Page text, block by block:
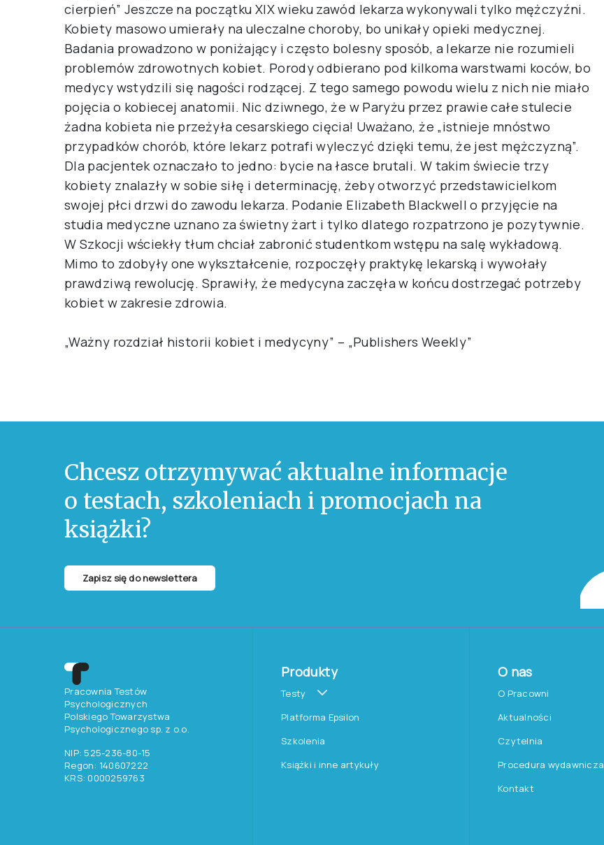
cierpień” Jeszcze na początku XIX wieku zawód lekarza wykonywali tylko mężczyźni.
Kobiety masowo umierały na uleczalne choroby, bo unikały opieki medycznej.
Badania prowadzono w poniżający i często bolesny sposób, a lekarze nie rozumieli
problemów zdrowotnych kobiet. Porody odbierano pod kilkoma warstwami koców, bo
medycy wstydzili się nagości rodzącej. Z tego samego powodu wielu z nich nie miało
pojęcia o kobiecej anatomii. Nic dziwnego, że w Paryżu przez prawie całe stulecie
żadna kobieta nie przeżyła cesarskiego cięcia! Uważano, że „istnieje mnóstwo
przypadków chorób, które lekarz potrafi wyleczyć dzięki temu, że jest mężczyzną”.
Dla pacjentek oznaczało to jedno: bycie na łasce brutali. W takim świecie trzy
kobiety znalazły w sobie siłę i determinację, żeby otworzyć przedstawicielkom
swojej płci drzwi do zawodu lekarza. Podanie Elizabeth Blackwell o przyjęcie na
studia medyczne uznano za świetny żart i tylko dlatego rozpatrzono je pozytywnie.
W Szkocji wściekły tłum chciał zabronić studentkom wstępu na salę wykładową.
Mimo to zdobyły one wykształcenie, rozpoczęły praktykę lekarską i wywołały
prawdziwą rewolucję. Sprawiły, że medycyna zaczęła w końcu dostrzegać potrzeby
kobiet w zakresie zdrowia.
„Ważny rozdział historii kobiet i medycyny” – „Publishers Weekly”
Chcesz otrzymywać aktualne informacje
o testach, szkoleniach i promocjach na
książki?
Zapisz się do newslettera
Pracownia Testów
Psychologicznych
Polskiego Towarzystwa
Psychologicznego sp. z o.o.
NIP: 525-236-80-15
Regon: 140607222
KRS: 0000259763
Produkty
Testy
Platforma Epsilon
Szkolenia
Książki i inne artykuły
O nas
O Pracowni
Aktualności
Czytelnia
Procedura wydawnicza
Kontakt